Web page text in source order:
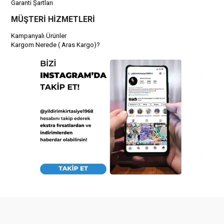
Garanti Şartları
MÜŞTERİ HİZMETLERİ
Kampanyalı Ürünler
Kargom Nerede ( Aras Kargo)?